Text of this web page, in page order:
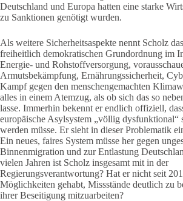
Deutschland und Europa hatten eine starke
zu Sanktionen genötigt wurden.
Als weitere Sicherheitsaspekte nennt Scholz
freiheitlich demokratischen Grundordnung im
Energie- und Rohstoffversorgung,
Armutsbekämpfung, Ernährungssicherheit,
Kampf gegen den menschengemachten
alles in einem Atemzug, als ob sich das so
lasse. Immerhin bekennt er endlich offiziell,
europäische Asylsystem „völlig dysfunktional“
werden müsse. Er sieht in dieser Problematik
Ein neues, faires System müsse her gegen
Binnenmigration und zur Entlastung
vielen Jahren ist Scholz insgesamt mit in der
Regierungsverantwortung? Hat er nicht seit
Möglichkeiten gehabt, Missstände deutlich zu
ihrer Beseitigung mitzuarbeiten?